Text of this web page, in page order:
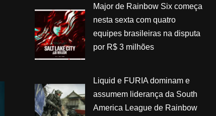
Major de Rainbow Six começa
nesta sexta com quatro
equipes brasileiras na disputa
por R$ 3 milhões
Liquid e FURIA dominam e
assumem liderança da South
America League de Rainbow